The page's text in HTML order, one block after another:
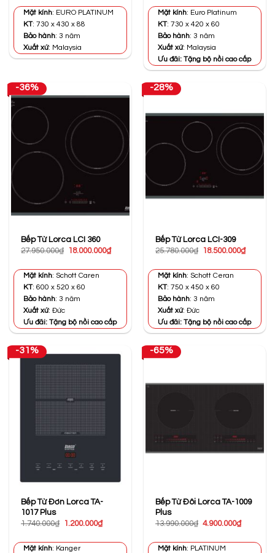
15.000.000₫.
là:
Mặt kính: EURO PLATINUM
KT: 730 x 430 x 88
Bảo hành: 3 năm
Xuất xứ: Malaysia
12.890.000₫.
Mặt kính: Euro Platinum
KT: 730 x 420 x 60
Bảo hành: 3 năm
Xuất xứ: Malaysia
Ưu đãi: Tặng bộ nồi cao cấp
-36%
Bếp Từ Lorca LCI 360
27.950.000₫
Giá
27.950.000₫.
18.000.000₫Giá
Mặt kính: Schott Caren
KT: 600 x 520 x 60
Bảo hành: 3 năm
Xuất xứ: Đức
Ưu đãi: Tặng bộ nồi cao cấp
-28%
Bếp Từ Lorca LCI-309
25.780.000₫
Giá
25.780.000₫.
18.500.000₫Giá
Mặt kính: Schott Ceran
KT: 750 x 450 x 60
Bảo hành: 3 năm
Xuất xứ: Đức
Ưu đãi: Tặng bộ nồi cao cấp
-31%
Bếp Từ Đơn Lorca TA-
1017 Plus
1.740.000₫
Giá
1.740.000₫.
1.200.000₫Giá
Mặt kính: Kanger
-65%
Bếp Từ Đôi Lorca TA-1009
Plus
13.990.000₫ Giá
13.990.000₫.
4.900.000₫Giá
Mặt kính: PLATINUM